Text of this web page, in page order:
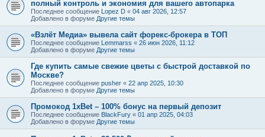
полный контроль и экономия для вашего автопарка
Последнее сообщение Lopez D « 04 авг 2026, 12:57
Добавлено в форуме Другие темы
«Взлёт Медиа» вывела сайт форекс-брокера в ТОП
Последнее сообщение Lemmarss « 26 июн 2026, 11:12
Добавлено в форуме Другие темы
Где купить самые свежие цветы с быстрой доставкой по
Москве?
Последнее сообщение pusher « 22 апр 2025, 10:30
Добавлено в форуме Другие темы
Промокод 1xBet – 100% бонус на первый депозит
Последнее сообщение BlackFury « 01 апр 2025, 04:03
Добавлено в форуме Другие темы